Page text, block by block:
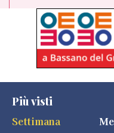
Più visti
Settimana